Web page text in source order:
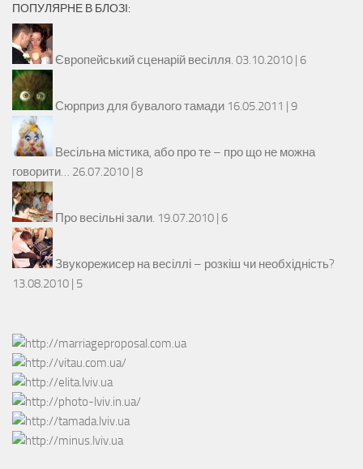
ПОПУЛЯРНЕ В БЛОЗІ:
Європейський сценарій весілля. 03.10.2010 | 6
Сюрприз для бувалого тамади 16.05.2011 | 9
Весільна містика, або про те – про що не можна
говорити…
26.07.2010 | 8
Про весільні зали. 19.07.2010 | 6
Звукорежисер на весіллі – розкіш чи необхідність?
13.08.2010 | 5